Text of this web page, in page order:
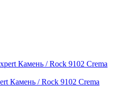
Камень / Rock 9102 Crema